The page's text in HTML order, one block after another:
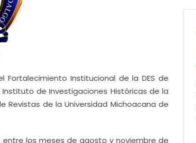
Fortalecimiento Institucional de la DES de
de Investigaciones Históricas de la
Revistas de la Universidad Michoacana de
los meses de agosto y noviembre de